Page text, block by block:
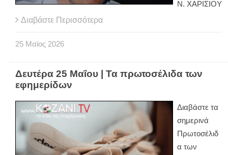
Ν. ΧΑΡΙΣΙΟΥ
Διαβάστε Περισσότερα
25 Μαϊος 2026
Δευτέρα 25 Μαΐου | Τα πρωτοσέλιδα των
εφημερίδων
Διαβάστε τα
σημερινά
Πρωτοσέλιδ
α των